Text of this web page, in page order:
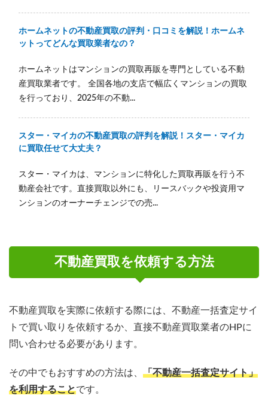
ホームネットの不動産買取の評判・口コミを解説！ホームネ
ットってどんな買取業者なの？
ホームネットはマンションの買取再販を専門としている不動
産買取業者です。 全国各地の支店で幅広くマンションの買取
を行っており、2025年の不動...
スター・マイカの不動産買取の評判を解説！スター・マイカ
に買取任せて大丈夫？
スター・マイカは、マンションに特化した買取再販を行う不
動産会社です。直接買取以外にも、リースバックや投資用マ
ンションのオーナーチェンジでの売...
不動産買取を依頼する方法
不動産買取を実際に依頼する際には、不動産一括査定サイ
トで買い取りを依頼するか、直接不動産買取業者のHPに
問い合わせる必要があります。
その中でもおすすめの方法は、 「不動産一括査定サイト」
を利用することです。